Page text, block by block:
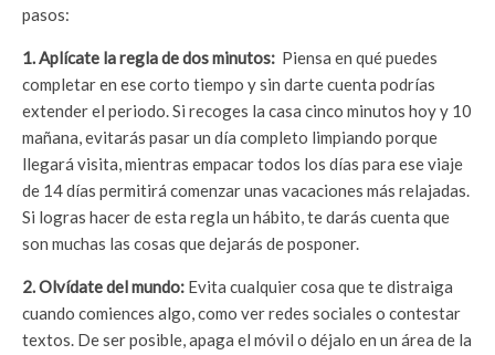
pasos:
1. Aplícate la regla de dos minutos: Piensa en qué puedes
completar en ese corto tiempo y sin darte cuenta podrías
extender el periodo. Si recoges la casa cinco minutos hoy y 10
mañana, evitarás pasar un día completo limpiando porque
llegará visita, mientras empacar todos los días para ese viaje
de 14 días permitirá comenzar unas vacaciones más relajadas.
Si logras hacer de esta regla un hábito, te darás cuenta que
son muchas las cosas que dejarás de posponer.
2. Olvídate del mundo: Evita cualquier cosa que te distraiga
cuando comiences algo, como ver redes sociales o contestar
textos. De ser posible, apaga el móvil o déjalo en un área de la